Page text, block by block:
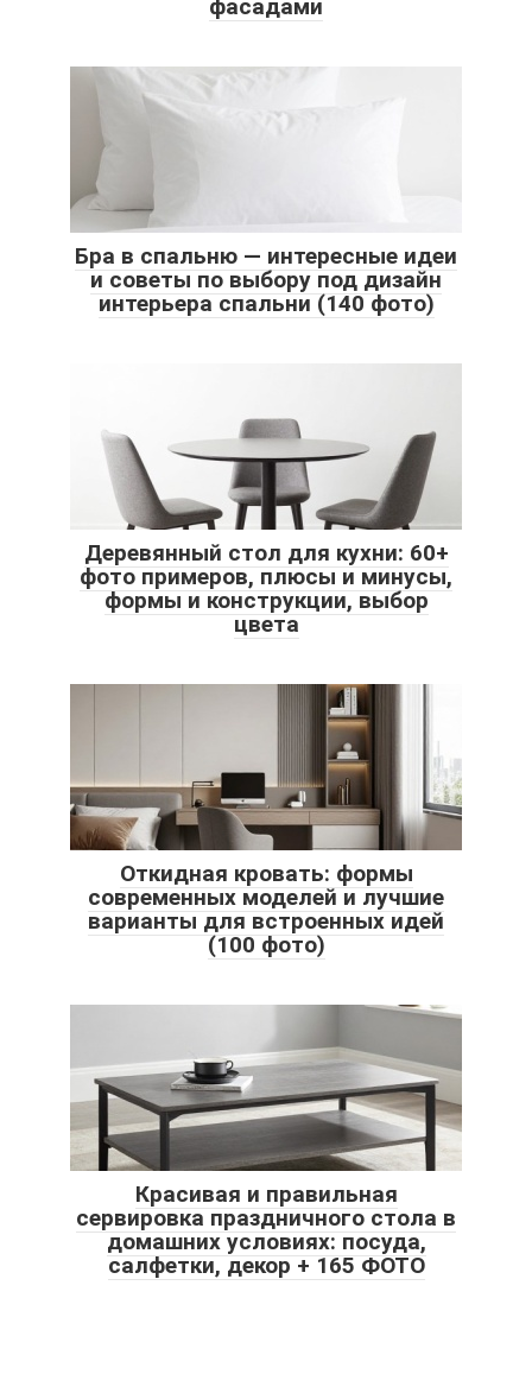
фасадами
Бра в спальню — интересные идеи
и советы по выбору под дизайн
интерьера спальни (140 фото)
Деревянный стол для кухни: 60+
фото примеров, плюсы и минусы,
формы и конструкции, выбор
цвета
Откидная кровать: формы
современных моделей и лучшие
варианты для встроенных идей
(100 фото)
Красивая и правильная
сервировка праздничного стола в
домашних условиях: посуда,
салфетки, декор + 165 ФОТО